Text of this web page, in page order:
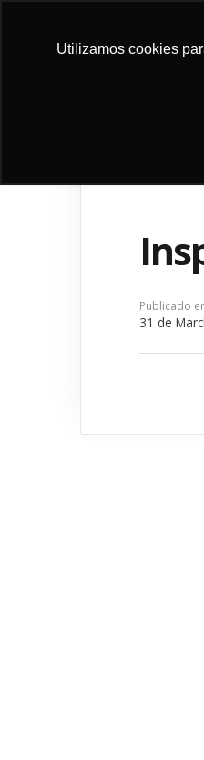
Utilizamos cookies
DONATE
Publicado
31 de